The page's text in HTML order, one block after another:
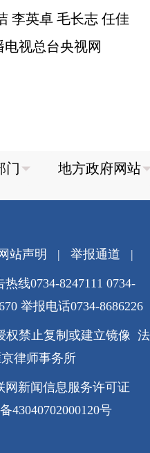
李英卓 毛长志 任佳
视总台央视网
网站声明 | 举报通道 |
线0734-8247111 0734-
举报电话0734-8686226
权禁止复制或建立镜像 法
律师事务所
网新闻信息服务许可证
43040702000120号